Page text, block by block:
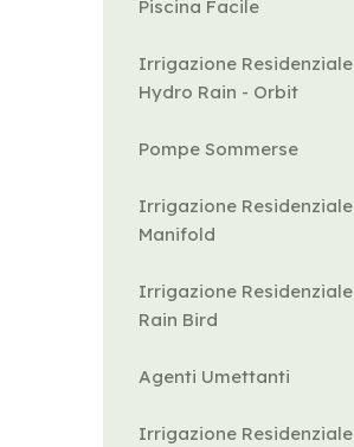
Piscina Facile
Irrigazione Residenziale
Hydro Rain - Orbit
Pompe Sommerse
Irrigazione Residenziale
Manifold
Irrigazione Residenziale
Rain Bird
Agenti Umettanti
Irrigazione Residenziale